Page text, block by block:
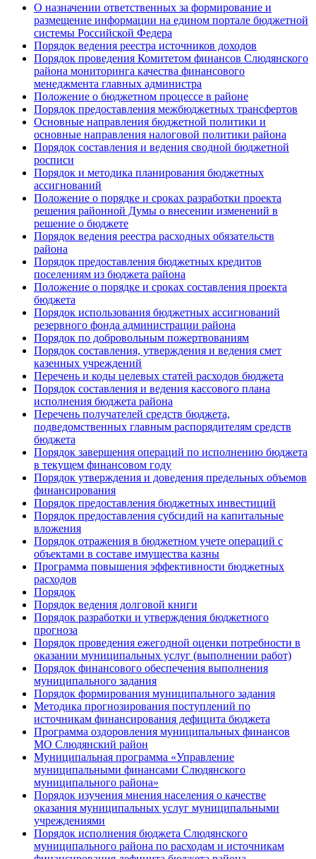
О назначении ответственных за формирование и
размещение информации на едином портале бюджетной
системы Российской Федера
Порядок ведения реестра источников доходов
Порядок проведения Комитетом финансов Слюдянского
района мониторинга качества финансового
менеджмента главных администра
Положение о бюджетном процессе в районе
Порядок предоставления межбюджетных трансфертов
Основные направления бюджетной политики и
основные направления налоговой политики района
Порядок составления и ведения сводной бюджетной
росписи
Порядок и методика планирования бюджетных
ассигнований
Положение о порядке и сроках разработки проекта
решения районной Думы о внесении изменений в
решение о бюджете
Порядок ведения реестра расходных обязательств
района
Порядок предоставления бюджетных кредитов
поселениям из бюджета района
Положение о порядке и сроках составления проекта
бюджета
Порядок использования бюджетных ассигнований
резервного фонда администрации района
Порядок по добровольным пожертвованиям
Порядок составления, утверждения и ведения смет
казенных учреждений
Перечень и коды целевых статей расходов бюджета
Порядок составления и ведения кассового плана
исполнения бюджета района
Перечень получателей средств бюджета,
подведомственных главным распорядителям средств
бюджета
Порядок завершения операций по исполнению бюджета
в текущем финансовом году
Порядок утверждения и доведения предельных объемов
финансирования
Порядок предоставления бюджетных инвестиций
Порядок предоставления субсидий на капитальные
вложения
Порядок отражения в бюджетном учете операций с
объектами в составе имущества казны
Программа повышения эффективности бюджетных
расходов
Порядок
Порядок ведения долговой книги
Порядок разработки и утверждения бюджетного
прогноза
Порядок проведения ежегодной оценки потребности в
оказании муниципальных услуг (выполнении работ)
Порядок финансового обеспечения выполнения
муниципального задания
Порядок формирования муниципального задания
Методика прогнозирования поступлений по
источникам финансирования дефицита бюджета
Программа оздоровления муниципальных финансов
МО Слюдянский район
Муниципальная программа «Управление
муниципальными финансами Слюдянского
муниципального района»
Порядок изучения мнения населения о качестве
оказания муниципальных услуг муниципальными
учреждениями
Порядок исполнения бюджета Слюдянского
муниципального района по расходам и источникам